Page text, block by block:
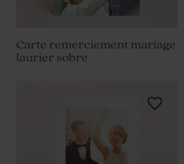
Carte remerciement mariage
laurier sobre